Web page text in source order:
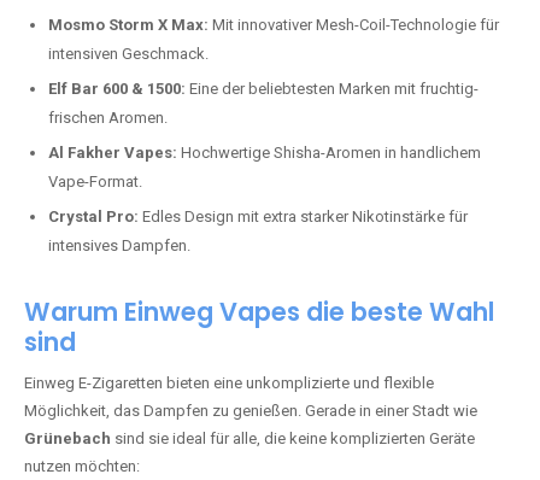
Mosmo Storm X Max: Mit innovativer Mesh-Coil-Technologie für
intensiven Geschmack.
Elf Bar 600 & 1500: Eine der beliebtesten Marken mit fruchtig-
frischen Aromen.
Al Fakher Vapes: Hochwertige Shisha-Aromen in handlichem
Vape-Format.
Crystal Pro: Edles Design mit extra starker Nikotinstärke für
intensives Dampfen.
Warum Einweg Vapes die beste Wahl
sind
Einweg E-Zigaretten bieten eine unkomplizierte und flexible
Möglichkeit, das Dampfen zu genießen. Gerade in einer Stadt wie
Grünebach sind sie ideal für alle, die keine komplizierten Geräte
nutzen möchten: